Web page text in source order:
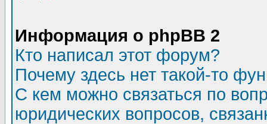
Информация о phpBB 2
Кто написал этот форум?
Почему здесь нет такой-то
С кем можно связаться по
юридических вопросов,